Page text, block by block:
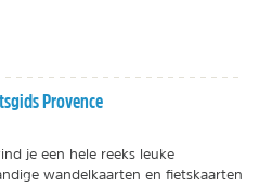
Provence
je een hele reeks leuke
wandelkaarten en fietskaarten